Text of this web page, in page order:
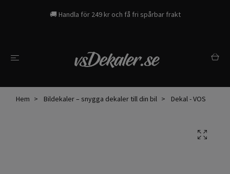
🚚 Handla för 249 kr och få fri spårbar frakt
Hem Bildekaler – snygga dekaler till din bil Dekal - VOS